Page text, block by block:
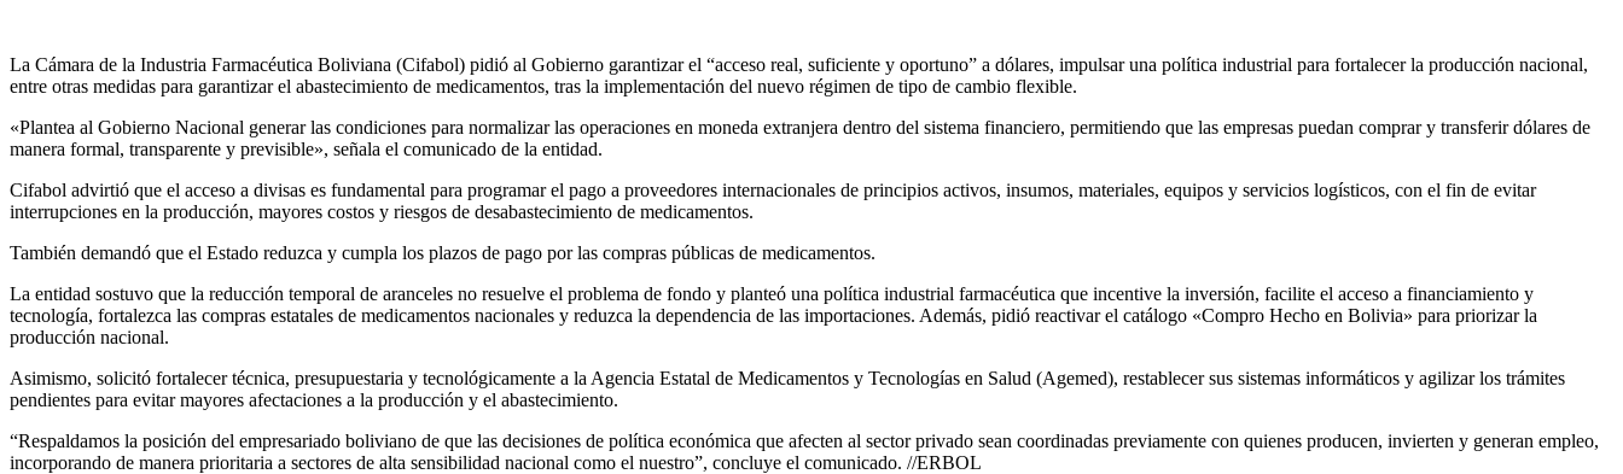
La Cámara de la Industria Farmacéutica Boliviana (Cifabol) pidió al Gobierno garantizar el “acceso real, suficiente y oportuno” a dólares, impulsar una política industrial para fortalecer la producción nacional,
entre otras medidas para garantizar el abastecimiento de medicamentos, tras la implementación del nuevo régimen de tipo de cambio flexible.
«Plantea al Gobierno Nacional generar las condiciones para normalizar las operaciones en moneda extranjera dentro del sistema financiero, permitiendo que las empresas puedan comprar y transferir dólares de
manera formal, transparente y previsible», señala el comunicado de la entidad.
Cifabol advirtió que el acceso a divisas es fundamental para programar el pago a proveedores internacionales de principios activos, insumos, materiales, equipos y servicios logísticos, con el fin de evitar
interrupciones en la producción, mayores costos y riesgos de desabastecimiento de medicamentos.
También demandó que el Estado reduzca y cumpla los plazos de pago por las compras públicas de medicamentos.
La entidad sostuvo que la reducción temporal de aranceles no resuelve el problema de fondo y planteó una política industrial farmacéutica que incentive la inversión, facilite el acceso a financiamiento y
tecnología, fortalezca las compras estatales de medicamentos nacionales y reduzca la dependencia de las importaciones. Además, pidió reactivar el catálogo «Compro Hecho en Bolivia» para priorizar la
producción nacional.
Asimismo, solicitó fortalecer técnica, presupuestaria y tecnológicamente a la Agencia Estatal de Medicamentos y Tecnologías en Salud (Agemed), restablecer sus sistemas informáticos y agilizar los trámites
pendientes para evitar mayores afectaciones a la producción y el abastecimiento.
“Respaldamos la posición del empresariado boliviano de que las decisiones de política económica que afecten al sector privado sean coordinadas previamente con quienes producen, invierten y generan empleo,
incorporando de manera prioritaria a sectores de alta sensibilidad nacional como el nuestro”, concluye el comunicado. //ERBOL